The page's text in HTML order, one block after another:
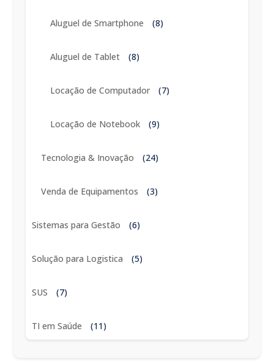
Aluguel de Smartphone (8)
Aluguel de Tablet (8)
Locação de Computador (7)
Locação de Notebook (9)
Tecnologia & Inovação (24)
Venda de Equipamentos (3)
Sistemas para Gestão (6)
Solução para Logistica (5)
SUS (7)
TI em Saúde (11)